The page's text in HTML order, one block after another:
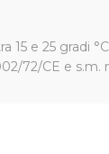
e 25 gradi
72/CE e s.m.